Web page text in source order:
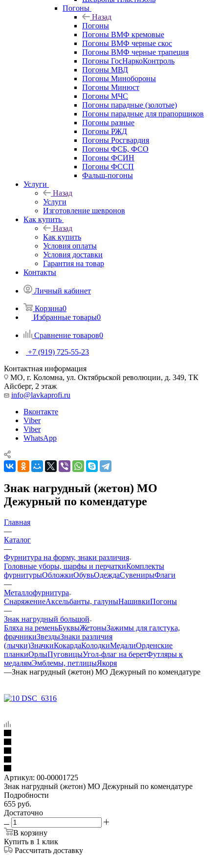
Погоны
Назад
Погоны
Погоны ВМФ кремовые
Погоны ВМФ черные скос
Погоны ВМФ черные трапеция
Погоны ГосНаркоКонтроль
Погоны МВД
Погоны Минобороны
Погоны Минюст
Погоны МЧС
Погоны парадные (золотые)
Погоны парадные для прапорщиков
Погоны разные
Погоны РЖД
Погоны Росгвардия
Погоны ФСБ, ФСО
Погоны ФСИН
Погоны ФССП
Фальш-погоны
Услуги
Назад
Услуги
Изготовление шевронов
Как купить
Назад
Как купить
Условия оплаты
Условия доставки
Гарантия на товар
Контакты
Личный кабинет
Корзина0
Избранные товары0
Сравнение товаров0
+7 (919) 725-55-23
Контактная информация
МО, г. Коломна, ул. Октябрьской революции, д. 349, ТК
Айсберг, 2 этаж
info@lavkaprofi.ru
Вконтакте
Viber
Viber
WhatsApp
Знак нагрудный (жетон) МО
Дежурный по комендатуре
Главная
—
Каталог
—
Фурнитура на форму, знаки различия
Головные уборы, шарфы и перчаткиКомплекты
фурнитурыОбложкиОбувьОдеждаСувенирыФлаги
—
Металлофурнитура
СнаряжениеАксельбанты, галуныНашивкиПогоны
—
Знак нагрудный большой
Бляха на ременьБуквыЖетоныЗажимы для галстука,
фрачникиЗвездыЗнаки различия
(лычки)ЗначкиКокардаКолодкиМедалиОрденские
планкиОрлыПуговицыУгол-флаг на беретФутляры к
медалямЭмблемы, петлицыЯкоря
—Знак нагрудный (жетон) МО Дежурный по комендатуре
Артикул: 00-00001725
Знак нагрудный (жетон) МО Дежурный по комендатуре
Подробности
655 руб.
Достаточно
В корзину
Купить в 1 клик
Рассчитать доставку